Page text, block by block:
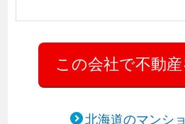
北海道のマンシ